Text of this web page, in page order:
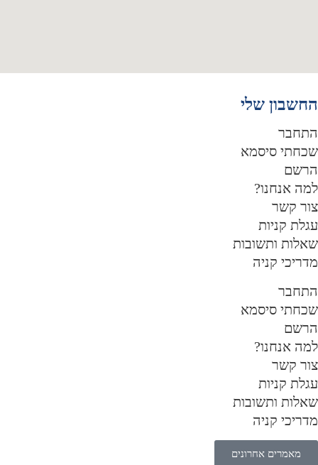
שלי
סיסמא
אנחנו?
קשר
קניות
ותשובות
קניה
סיסמא
אנחנו?
קשר
קניות
ותשובות
קניה
מאמרים אחרונים